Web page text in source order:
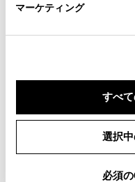
マーケティング
すべ
選択
必須
営業日カレンダー